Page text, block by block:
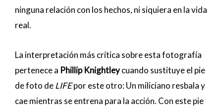
ninguna relación con los hechos, ni siquiera en la vida
real.
La interpretación más crítica sobre esta fotografía
pertenece a Phillip Knightleycuando sustituye el pie
de foto deLIFEpor este otro: Un miliciano resbala y
cae mientras se entrena para la acción. Con este pie